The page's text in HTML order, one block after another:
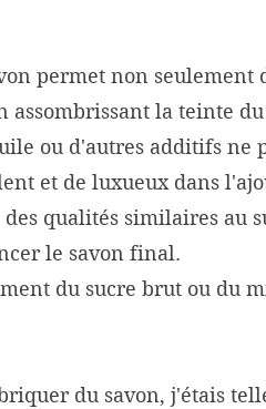
permet non
la teinte
ou d'autres additifs ne
et de luxueux dans
qualités similaires au
le savon final.
du sucre brut ou du
du savon, j'étais